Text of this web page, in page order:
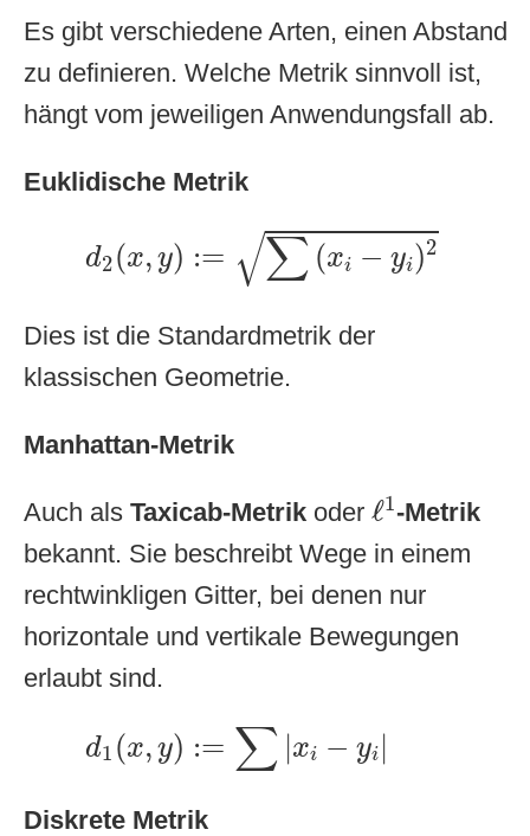
Es gibt verschiedene Arten, einen Abstand
zu definieren. Welche Metrik sinnvoll ist,
hängt vom jeweiligen Anwendungsfall ab.
Euklidische Metrik
d2(x, y) := √∑ (xi − yi)2
∑(xi−yi)2
Dies ist die Standardmetrik der
klassischen Geometrie.
Manhattan-Metrik
Auch als Taxicab-Metrik oder ℓ1
ℓ1
-Metrik
bekannt. Sie beschreibt Wege in einem
rechtwinkligen Gitter, bei denen nur
horizontale und vertikale Bewegungen
erlaubt sind.
d1 (x, y) := ∑ |xi − yi |
x :=∑|x
Diskrete Metrik